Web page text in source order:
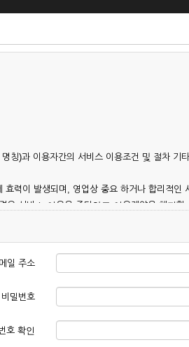
칭)과 이용자간의 서비스 이용조건 및 절차 기
력이 발생되며, 영업상 중요 하거나 합리적인
서비스 이용을 중단하고 이용계약을 해지
지, 이용안내 및 기타 관계법령의 규정에 따릅니
본 약관에 동의한 후 신청자의 실질 정보를
일 주소
비밀번호
호 확인